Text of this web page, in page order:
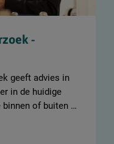
-
geeft advies in
in de huidige
of buiten de